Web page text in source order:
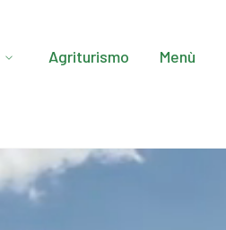
Agriturismo Menù